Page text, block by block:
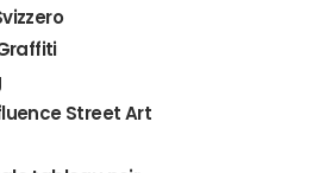
Street Art